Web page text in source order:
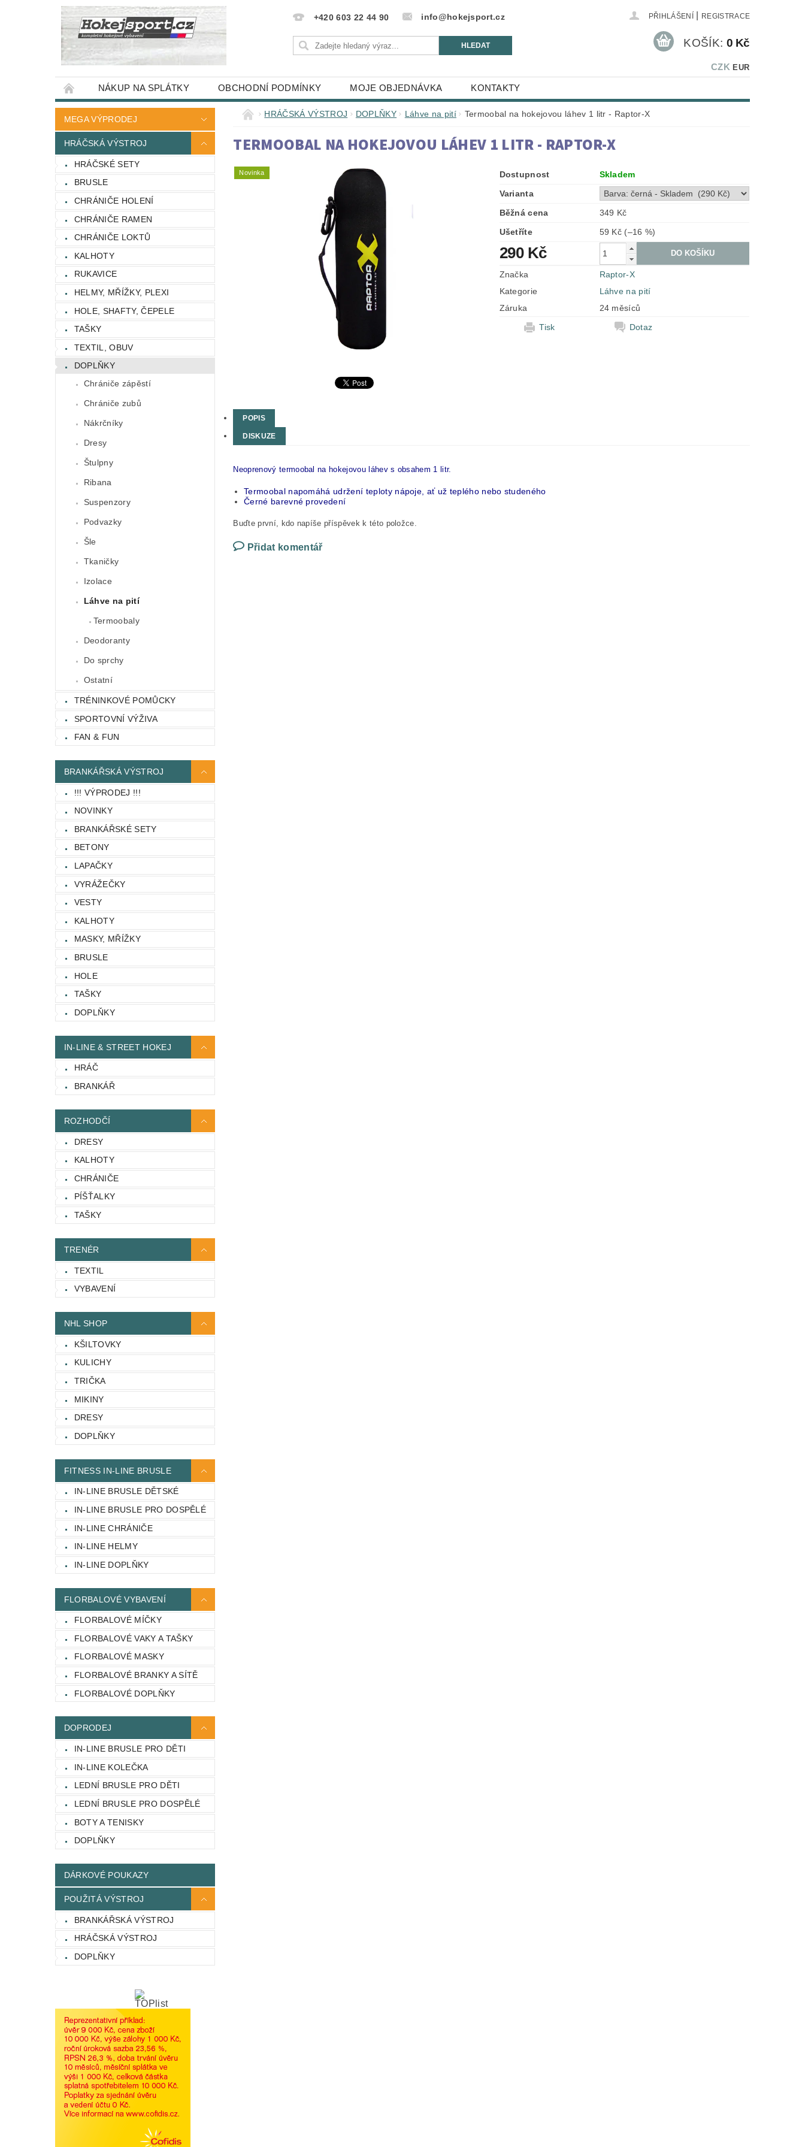
+420 603 22 44 90 info@hokejsport.cz PŘIHLÁŠENÍ REGISTRACE
CZK EUR
KOŠÍK: 0 Kč
NÁKUP NA SPLÁTKY OBCHODNÍ PODMÍNKY MOJE OBJEDNÁVKA KONTAKTY
MEGA VÝPRODEJ
HRÁČSKÁ VÝSTROJ
HRÁČSKÉ SETY
BRUSLE
CHRÁNIČE HOLENÍ
CHRÁNIČE RAMEN
CHRÁNIČE LOKTŮ
KALHOTY
RUKAVICE
HELMY, MŘÍŽKY, PLEXI
HOLE, SHAFTY, ČEPELE
TAŠKY
TEXTIL, OBUV
DOPLŇKY
Chrániče zápěstí
Chrániče zubů
Nákrčníky
Dresy
Štulpny
Ribana
Suspenzory
Podvazky
Šle
Tkaničky
Izolace
Láhve na pití
Termoobaly
Deodoranty
Do sprchy
Ostatní
TRÉNINKOVÉ POMŮCKY
SPORTOVNÍ VÝŽIVA
FAN & FUN
BRANKÁŘSKÁ VÝSTROJ
!!! VÝPRODEJ !!!
NOVINKY
BRANKÁŘSKÉ SETY
BETONY
LAPAČKY
VYRÁŽEČKY
VESTY
KALHOTY
MASKY, MŘÍŽKY
BRUSLE
HOLE
TAŠKY
DOPLŇKY
IN-LINE & STREET HOKEJ
HRÁČ
BRANKÁŘ
ROZHODČÍ
DRESY
KALHOTY
CHRÁNIČE
PÍŠŤALKY
TAŠKY
TRENÉR
TEXTIL
VYBAVENÍ
NHL SHOP
KŠILTOVKY
KULICHY
TRIČKA
MIKINY
DRESY
DOPLŇKY
FITNESS IN-LINE BRUSLE
IN-LINE BRUSLE DĚTSKÉ
IN-LINE BRUSLE PRO DOSPĚLÉ
IN-LINE CHRÁNIČE
IN-LINE HELMY
IN-LINE DOPLŇKY
FLORBALOVÉ VYBAVENÍ
FLORBALOVÉ MÍČKY
FLORBALOVÉ VAKY A TAŠKY
FLORBALOVÉ MASKY
FLORBALOVÉ BRANKY A SÍTĚ
FLORBALOVÉ DOPLŇKY
DOPRODEJ
IN-LINE BRUSLE PRO DĚTI
IN-LINE KOLEČKA
LEDNÍ BRUSLE PRO DĚTI
LEDNÍ BRUSLE PRO DOSPĚLÉ
BOTY A TENISKY
DOPLŇKY
DÁRKOVÉ POUKAZY
POUŽITÁ VÝSTROJ
BRANKÁŘSKÁ VÝSTROJ
HRÁČSKÁ VÝSTROJ
DOPLŇKY
HRÁČSKÁ VÝSTROJ DOPLŇKY Láhve na pití Termoobal na hokejovou láhev 1 litr - Raptor-X
TERMOOBAL NA HOKEJOVOU LÁHEV 1 LITR - RAPTOR-X
Novinka Dostupnost
Skladem
Varianta
Běžná cena
349 Kč
Ušetříte
59 Kč (–16 %)
290 Kč
Značka
Raptor-X
Kategorie
Láhve na pití
Záruka
24 měsíců
Tisk
Dotaz
POPIS
DISKUZE
Neoprenový termoobal na hokejovou láhev s obsahem 1 litr.
Termoobal napomáhá udržení teploty nápoje, ať už teplého nebo studeného
Černé barevné provedení
Buďte první, kdo napíše příspěvek k této položce.
Přidat komentář